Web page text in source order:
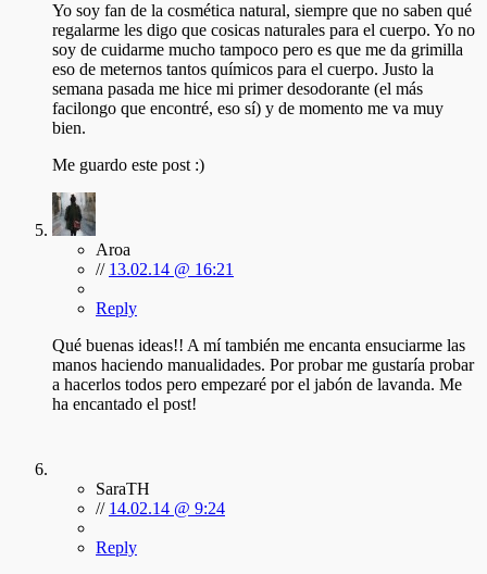
Yo soy fan de la cosmética natural, siempre que no saben qué
regalarme les digo que cosicas naturales para el cuerpo. Yo no
soy de cuidarme mucho tampoco pero es que me da grimilla
eso de meternos tantos químicos para el cuerpo. Justo la
semana pasada me hice mi primer desodorante (el más
facilongo que encontré, eso sí) y de momento me va muy
bien.
Me guardo este post :)
Aroa
// 13.02.14 @ 16:21
Reply
Qué buenas ideas!! A mí también me encanta ensuciarme las
manos haciendo manualidades. Por probar me gustaría probar
a hacerlos todos pero empezaré por el jabón de lavanda. Me
ha encantado el post!
SaraTH
// 14.02.14 @ 9:24
Reply